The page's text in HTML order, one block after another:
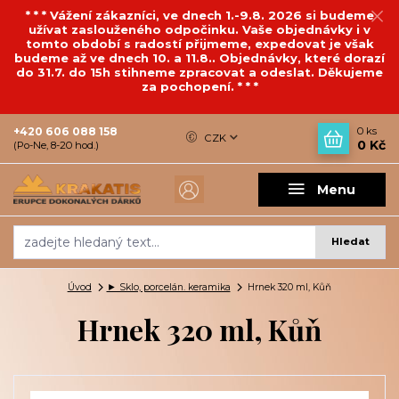
* * * Vážení zákazníci, ve dnech 1.-9.8. 2026 si budeme
užívat zaslouženého odpočinku. Vaše objednávky i v
tomto období s radostí přijmeme, expedovat je však
budeme až ve dnech 10. a 11.8.. Objednávky, které dorazí
do 31.7. do 15h stihneme zpracovat a odeslat. Děkujeme
za pochopení. * * *
Menu
CZK
Hledat
+420 606 088 158
(Po-Ne, 8-20 hod.)
0 ks
0 Kč
Úvod ► Sklo, porcelán. keramika Hrnek 320 ml, Kůň
Hrnek 320 ml, Kůň